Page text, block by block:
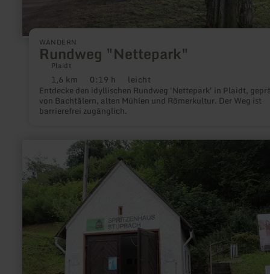
WANDERN
Rundweg "Nettepark"
Plaidt
Distanz:
1,6 km Dauer:
0:19 h Anforderung:
leicht
Entdecke den idyllischen Rundweg 'Nettepark' in Plaidt,
von Bachtälern, alten Mühlen und Römerkultur. Der Weg ist
barrierefrei zugänglich.
zu:
Spritzenhaus
Stupbach